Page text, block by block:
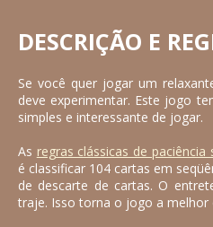
DESCRIÇÃO E
Se você quer jogar um
deve experimentar. Este jogo
simples e interessante de jogar.
As regras clássicas de paciência
é classificar 104 cartas em
de descarte de cartas. O
traje. Isso torna o jogo a melhor